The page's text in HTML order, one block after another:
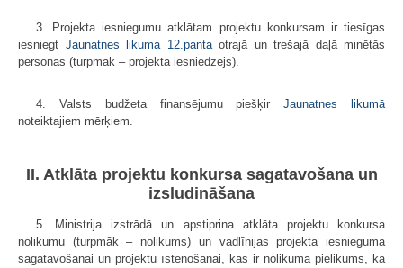
3. Projekta iesniegumu atklātam projektu konkursam ir tiesīgas
iesniegt Jaunatnes likuma 12.pantaotrajā un trešajā daļā minētās
personas (turpmāk – projekta iesniedzējs).
4. Valsts budžeta finansējumu piešķirJaunatnes likumā
noteiktajiem mērķiem.
II. Atklāta projektu konkursa sagatavošana un
izsludināšana
5. Ministrija izstrādā un apstiprina atklāta projektu konkursa
nolikumu (turpmāk – nolikums) un vadlīnijas projekta iesnieguma
sagatavošanai un projektu īstenošanai, kas ir nolikuma pielikums, kā